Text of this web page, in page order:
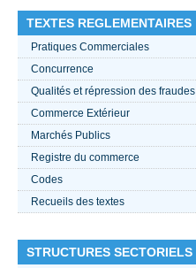
TEXTES REGLEMENTAIRES
Pratiques Commerciales
Concurrence
Qualités et répression des fraudes
Commerce Extérieur
Marchés Publics
Registre du commerce
Codes
Recueils des textes
STRUCTURES SECTORIELS